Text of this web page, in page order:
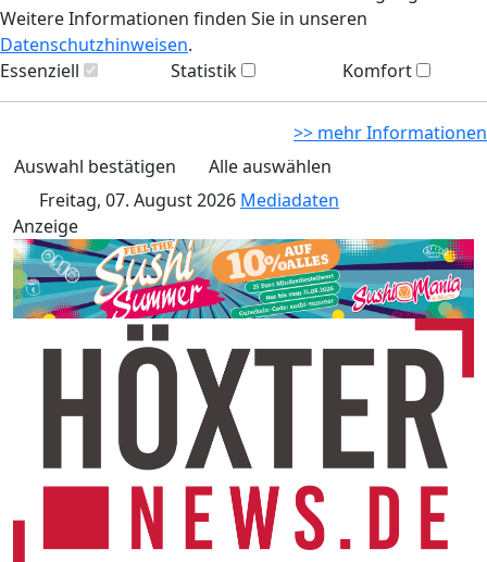
Weitere Informationen finden Sie in unseren
Datenschutzhinweisen.
Essenziell
Statistik Komfort
>> mehr Informationen
Auswahl bestätigen
Alle auswählen
Freitag, 07. August 2026 Mediadaten
Anzeige